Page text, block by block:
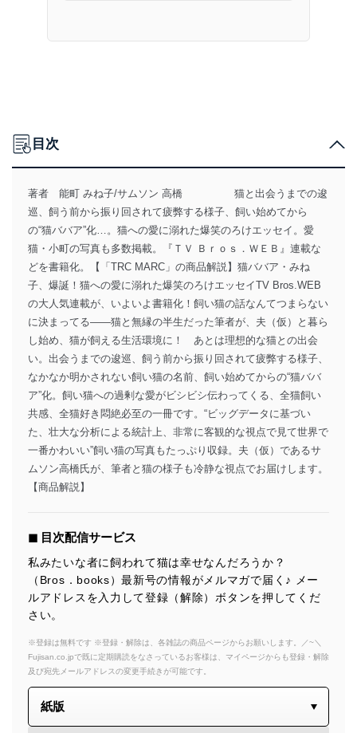
目次
著者 能町 みね子/サムソン 高橋 猫と出会うまでの逡
巡、飼う前から振り回されて疲弊する様子、飼い始めてから
の“猫ババア”化…。猫への愛に溺れた爆笑のろけエッセイ。愛
猫・小町の写真も多数掲載。『ＴＶ Ｂｒｏｓ．ＷＥＢ』連載な
どを書籍化。【「TRC MARC」の商品解説】猫ババア・みね
子、爆誕！猫への愛に溺れた爆笑のろけエッセイTV Bros.WEB
の大人気連載が、いよいよ書籍化！飼い猫の話なんてつまらない
に決まってる――猫と無縁の半生だった筆者が、夫（仮）と暮ら
し始め、猫が飼える生活環境に！ あとは理想的な猫との出会
い。出会うまでの逡巡、飼う前から振り回されて疲弊する様子、
なかなか明かされない飼い猫の名前、飼い始めてからの“猫ババ
ア”化。飼い猫への過剰な愛がビシビシ伝わってくる、全猫飼い
共感、全猫好き悶絶必至の一冊です。“ビッグデータに基づい
た、壮大な分析による統計上、非常に客観的な視点で見て世界で
一番かわいい”飼い猫の写真もたっぷり収録。夫（仮）であるサ
ムソン高橋氏が、筆者と猫の様子も冷静な視点でお届けします。
【商品解説】
◼︎ 目次配信サービス
私みたいな者に飼われて猫は幸せなんだろうか？
（Bros．books）最新号の情報がメルマガで届く♪ メー
ルアドレスを入力して登録（解除）ボタンを押してくだ
さい。
※登録は無料です ※登録・解除は、各雑誌の商品ページからお願いします。／~＼
Fujisan.co.jpで既に定期購読をなさっているお客様は、マイページからも登録・解除
及び宛先メールアドレスの変更手続きが可能です。